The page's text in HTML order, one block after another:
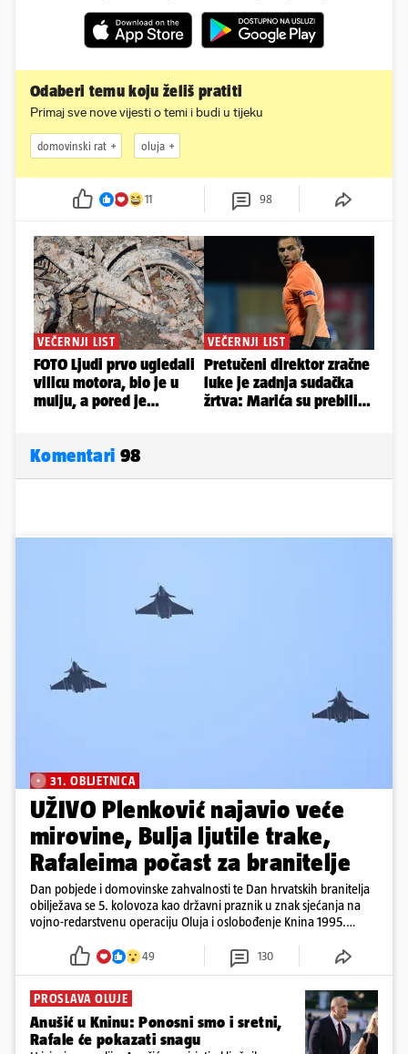
Odaberi temu koju želiš pratiti
Primaj sve nove vijesti o temi i budi u tijeku
domovinski rat oluja
11 98
Komentari 98
31. OBLJETNICA
UŽIVO Plenković najavio veće
mirovine, Bulja ljutile trake,
Rafaleima počast za branitelje
Dan pobjede i domovinske zahvalnosti te Dan hrvatskih branitelja
obilježava se 5. kolovoza kao državni praznik u znak sjećanja na
vojno-redarstvenu operaciju Oluja i oslobođenje Knina 1995.
49 130
PROSLAVA OLUJE
Anušić u Kninu: Ponosni smo i sretni,
Rafale će pokazati snagu